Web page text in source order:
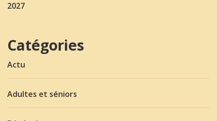
2027
Catégories
Actu
Adultes et séniors